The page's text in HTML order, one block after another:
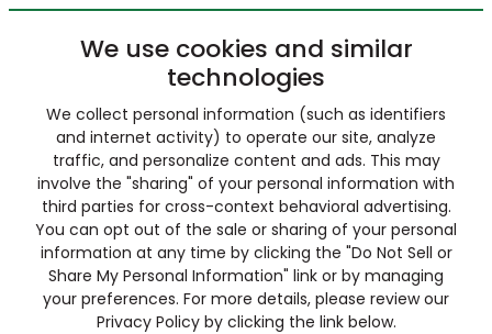
We use cookies and similar
technologies
We collect personal information (such as identifiers
and internet activity) to operate our site, analyze
traffic, and personalize content and ads. This may
involve the "sharing" of your personal information with
third parties for cross-context behavioral advertising.
You can opt out of the sale or sharing of your personal
information at any time by clicking the "Do Not Sell or
Share My Personal Information" link or by managing
your preferences. For more details, please review our
Privacy Policy by clicking the link below.